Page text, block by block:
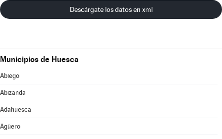
Descárgate los datos en xml
Municipios de Huesca
Abiego
Abizanda
Adahuesca
Agüero